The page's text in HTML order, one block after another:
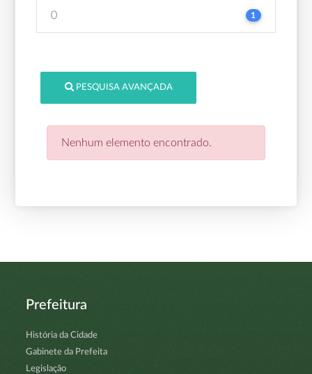
0 1
PESQUISA AVANÇADA
Nenhum elemento encontrado.
Prefeitura
História da Cidade
Gabinete da Prefeita
Legislação